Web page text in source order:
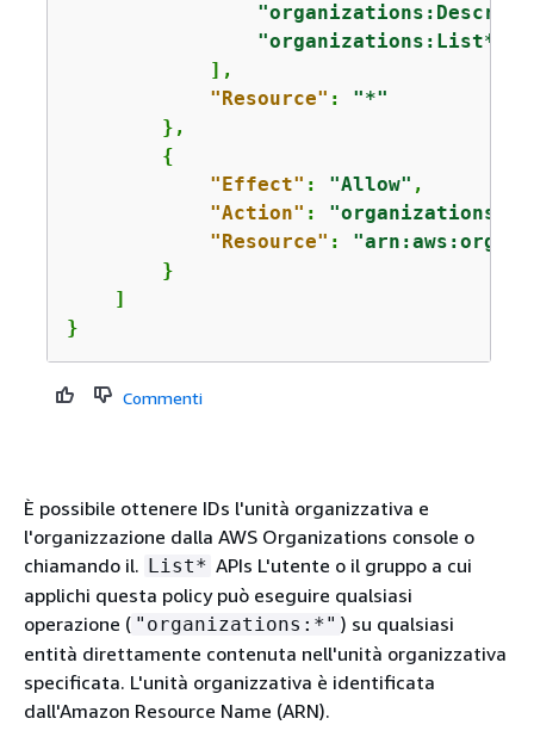
"organizations:List*"
            ],
"Resource" : "*"
        },
{
"Effect" : "Allow" ,
"Action" : "organizations:*"
"Resource" :
        }
    ]
}
Commenti
È possibile ottenere IDs l'unità organizzativa e
l'organizzazione dalla AWS Organizations console o
chiamando il. List* APIs L'utente o il gruppo a cui
applichi questa policy può eseguire qualsiasi
operazione ( "organizations:*" ) su qualsiasi
entità direttamente contenuta nell'unità organizzativa
specificata. L'unità organizzativa è identificata
dall'Amazon Resource Name (ARN).